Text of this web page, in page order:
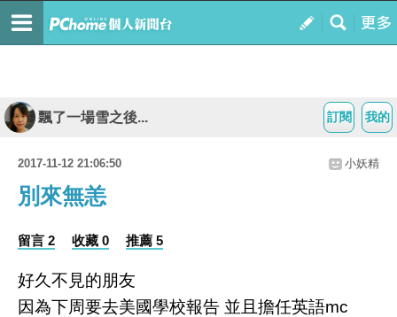
我的
訂閱
飄了一場雪之後...
2017-11-12 21:06:50 小妖精
別來無恙
留言 2 收藏 0 推薦 5
好久不見的朋友
因為下周要去美國學校報告 並且擔任英語mc